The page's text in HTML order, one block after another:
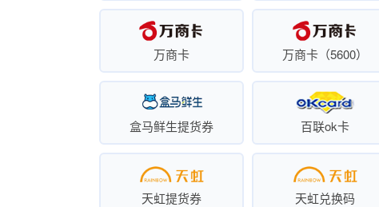
万商卡 万商卡（5600）
盒马鲜生提货券 百联ok卡
天虹提货券 天虹兑换码